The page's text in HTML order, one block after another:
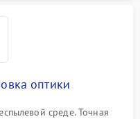
оптики
среде. Точная